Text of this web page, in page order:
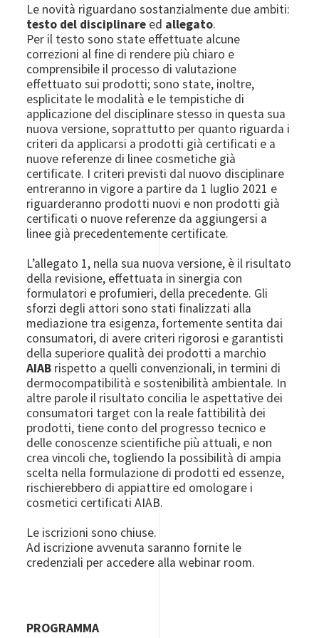
Le novità riguardano sostanzialmente due ambiti:
testo del disciplinare ed allegato.
Per il testo sono state effettuate alcune
correzioni al fine di rendere più chiaro e
comprensibile il processo di valutazione
effettuato sui prodotti; sono state, inoltre,
esplicitate le modalità e le tempistiche di
applicazione del disciplinare stesso in questa sua
nuova versione, soprattutto per quanto riguarda i
criteri da applicarsi a prodotti già certificati e a
nuove referenze di linee cosmetiche già
certificate. I criteri previsti dal nuovo disciplinare
entreranno in vigore a partire da 1 luglio 2021 e
riguarderanno prodotti nuovi e non prodotti già
certificati o nuove referenze da aggiungersi a
linee già precedentemente certificate.
L’allegato 1, nella sua nuova versione, è il risultato
della revisione, effettuata in sinergia con
formulatori e profumieri, della precedente. Gli
sforzi degli attori sono stati finalizzati alla
mediazione tra esigenza, fortemente sentita dai
consumatori, di avere criteri rigorosi e garantisti
della superiore qualità dei prodotti a marchio
AIAB rispetto a quelli convenzionali, in termini di
dermocompatibilità e sostenibilità ambientale. In
altre parole il risultato concilia le aspettative dei
consumatori target con la reale fattibilità dei
prodotti, tiene conto del progresso tecnico e
delle conoscenze scientifiche più attuali, e non
crea vincoli che, togliendo la possibilità di ampia
scelta nella formulazione di prodotti ed essenze,
rischierebbero di appiattire ed omologare i
cosmetici certificati AIAB.
Le iscrizioni sono chiuse.
Ad iscrizione avvenuta saranno fornite le
credenziali per accedere alla webinar room.
PROGRAMMA